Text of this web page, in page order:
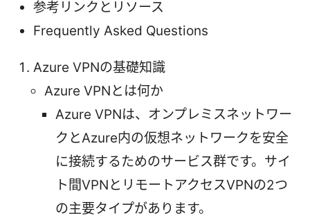
参考リンクとリソース
Frequently Asked Questions
Azure VPNの基礎知識
Azure VPNとは何か
Azure VPNは、オンプレミスネットワー
クとAzure内の仮想ネットワークを安全
に接続するためのサービス群です。サイ
ト間VPNとリモートアクセスVPNの2つ
の主要タイプがあります。